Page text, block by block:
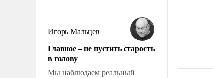
консультирует Киев, пришла в
голову мысль: хорошо бы
продемонстрировать, что
Украина вступила в
вооруженное противостояние
с Ираном.
Игорь Мальцев
Главное – не пустить старость
в голову
Мы наблюдаем реальный